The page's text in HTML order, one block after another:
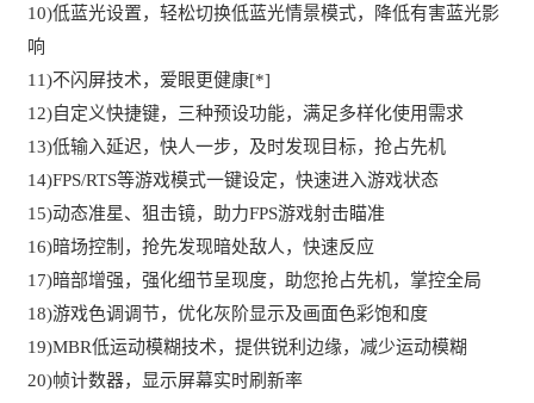
10)低蓝光设置，轻松切换低蓝光情景模式，降低有害蓝光影
响
11)不闪屏技术，爱眼更健康[*]
12)自定义快捷键，三种预设功能，满足多样化使用需求
13)低输入延迟，快人一步，及时发现目标，抢占先机
14)FPS/RTS等游戏模式一键设定，快速进入游戏状态
15)动态准星、狙击镜，助力FPS游戏射击瞄准
16)暗场控制，抢先发现暗处敌人，快速反应
17)暗部增强，强化细节呈现度，助您抢占先机，掌控全局
18)游戏色调调节，优化灰阶显示及画面色彩饱和度
19)MBR低运动模糊技术，提供锐利边缘，减少运动模糊
20)帧计数器，显示屏幕实时刷新率